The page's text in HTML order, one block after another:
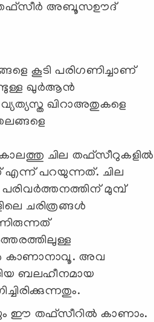
തഫ്സീര്‍ അബൂസഊദ്
കൂടി പരിഗണിച്ചാണ്
ഖുർആന്‍
ഖിറാഅതുകളെ
ചില തഫ്സീറുകളിൽ
എന്ന് പറയുന്നത്. ചില
മുമ്പ്
ചരിത്രങ്ങൾ
കാണാനാവൂ. അവ
ബലഹീനമായ
ഈ തഫ്സീറിൽ കാണാം.